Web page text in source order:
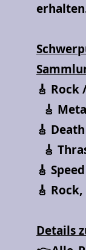
🎸 Rock
🎸
🎸
🎸
🎸
🎸
Details